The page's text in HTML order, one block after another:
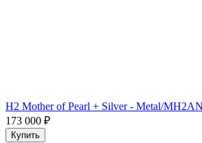
H2 Mother of Pearl + Silver - Metal/
173 000 ₽
Купить